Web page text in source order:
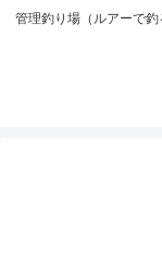
管理釣り場（ルアーで釣